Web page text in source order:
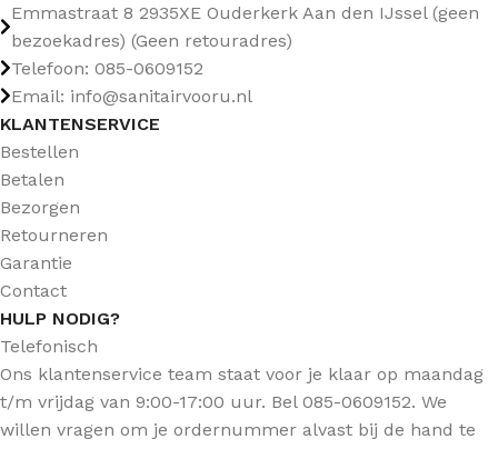
Emmastraat 8 2935XE Ouderkerk Aan den IJssel (geen
bezoekadres) (Geen retouradres)
Telefoon: 085-0609152
Email: info@sanitairvooru.nl
KLANTENSERVICE
Bestellen
Betalen
Bezorgen
Retourneren
Garantie
Contact
HULP NODIG?
Telefonisch
Ons klantenservice team staat voor je klaar op maandag
t/m vrijdag van 9:00-17:00 uur. Bel 085-0609152. We
willen vragen om je ordernummer alvast bij de hand te